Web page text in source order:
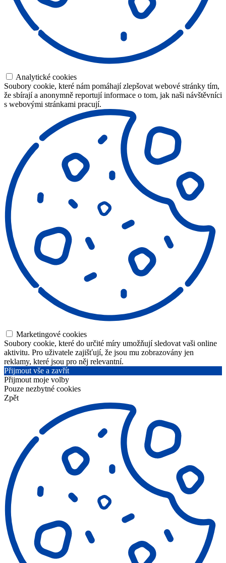
Analytické cookies
Soubory cookie, které nám pomáhají zlepšovat webové stránky tím,
že sbírají a anonymně reportují informace o tom, jak naši návštěvníci
s webovými stránkami pracují.
Marketingové cookies
Soubory cookie, které do určité míry umožňují sledovat vaši online
aktivitu. Pro uživatele zajišťují, že jsou mu zobrazovány jen
reklamy, které jsou pro něj relevantní.
Přijmout vše a zavřít
Přijmout moje volby
Pouze nezbytné cookies
Zpět